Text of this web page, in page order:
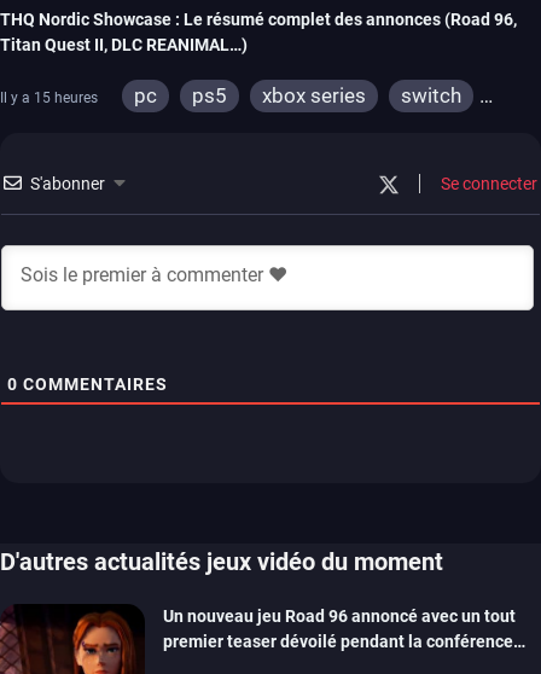
THQ Nordic Showcase : Le résumé complet des annonces (Road 96,
Titan Quest II, DLC REANIMAL…)
Il y a 15 heures pc ps5 xbox series
switch
S'abonner Se connecter
0 COMMENTAIRES
D'autres actualités jeux vidéo du moment
Un nouveau jeu Road 96 annoncé avec un tout
premier teaser dévoilé pendant la conférence